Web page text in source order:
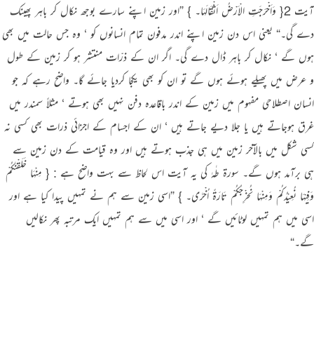
آیت 2{ وَاَخْرَجَتِ الْاَرْضُ اَثْقَالَہَا۔ } ”اور زمین اپنے سارے بوجھ نکال کر باہر پھینک
دے گی۔“ یعنی اس دن زمین اپنے اندر مدفون تمام انسانوں کو ‘ وہ جس حالت میں بھی
ہوں گے ‘ نکال کر باہر ڈال دے گی۔ اگر ان کے ذرّات منتشر ہو کر زمین کے طول
و عرض میں پھیلے ہوئے ہوں گے تو ان کو بھی یکجا کردیا جائے گا۔ واضح رہے کہ جو
انسان اصطلاحی مفہوم میں زمین کے اندر باقاعدہ دفن نہیں بھی ہوتے ‘ مثلاً سمندر میں
غرق ہوجاتے ہیں یا جلا دیے جاتے ہیں ‘ ان کے اجسام کے اجزائی ذرات بھی کسی نہ
کسی شکل میں بالآخر زمین میں ہی جذب ہوتے ہیں اور وہ قیامت کے دن زمین سے
ہی برآمد ہوں گے۔ سورة طٰہٰ کی یہ آیت اس لحاظ سے بہت واضح ہے : { مِنْہَا خَلَقْنٰـکُمْ
وَفِیْہَا نُعِیْدُکُمْ وَمِنْہَا نُخْرِجُکُمْ تَارَۃً اُخْرٰی۔ } ”اسی زمین سے ہم نے تمہیں پیدا کیا ہے اور
اسی میں ہم تمہیں لوٹائیں گے ‘ اور اسی میں سے ہم تمہیں ایک مرتبہ پھر نکالیں
گے۔“